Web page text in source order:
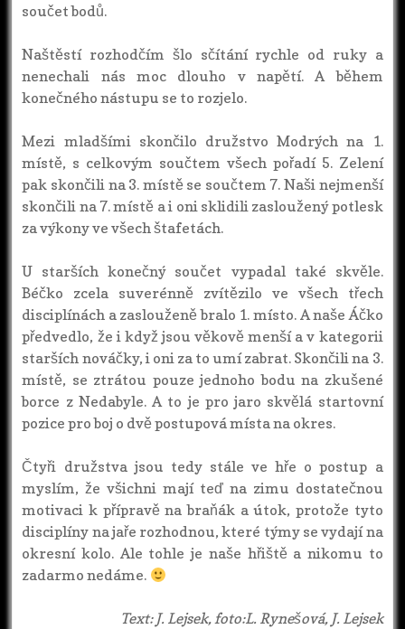
součet bodů.
Naštěstí rozhodčím šlo sčítání rychle od ruky a
nenechali nás moc dlouho v napětí. A během
konečného nástupu se to rozjelo.
Mezi mladšími skončilo družstvo Modrých na 1.
místě, s celkovým součtem všech pořadí 5. Zelení
pak skončili na 3. místě se součtem 7. Naši nejmenší
skončili na 7. místě a i oni sklidili zasloužený potlesk
za výkony ve všech štafetách.
U starších konečný součet vypadal také skvěle.
Béčko zcela suverénně zvítězilo ve všech třech
disciplínách a zaslouženě bralo 1. místo. A naše Áčko
předvedlo, že i když jsou věkově menší a v kategorii
starších nováčky, i oni za to umí zabrat. Skončili na 3.
místě, se ztrátou pouze jednoho bodu na zkušené
borce z Nedabyle. A to je pro jaro skvělá startovní
pozice pro boj o dvě postupová místa na okres.
Čtyři družstva jsou tedy stále ve hře o postup a
myslím, že všichni mají teď na zimu dostatečnou
motivaci k přípravě na braňák a útok, protože tyto
disciplíny na jaře rozhodnou, které týmy se vydají na
okresní kolo. Ale tohle je naše hřiště a nikomu to
zadarmo nedáme.
Text: J. Lejsek, foto:L. Rynešová, J. Lejsek